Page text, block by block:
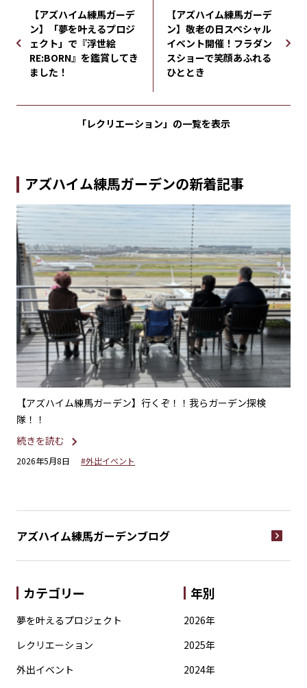
【アズハイム練馬ガーデ
ン】「夢を叶えるプロジ
ェクト」で『浮世絵
RE:BORN』を鑑賞してき
ました！
【アズハイム練馬ガーデ
ン】敬老の日スペシャル
イベント開催！フラダン
スショーで笑顔あふれる
ひととき
「レクリエーション」の一覧を表示
アズハイム練馬ガーデンの新着記事
【アズハイム練馬ガーデン】行くぞ！！我らガーデン探検
隊！！
続きを読む
2026年5月8日 #外出イベント
アズハイム練馬ガーデンブログ
カテゴリー
夢を叶えるプロジェクト
レクリエーション
外出イベント
年別
2026年
2025年
2024年